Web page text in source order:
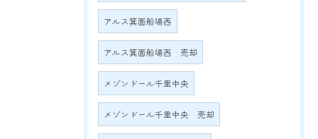
アルス箕面船場西
アルス箕面船場西 売却
メゾンドール千里中央
メゾンドール千里中央 売却